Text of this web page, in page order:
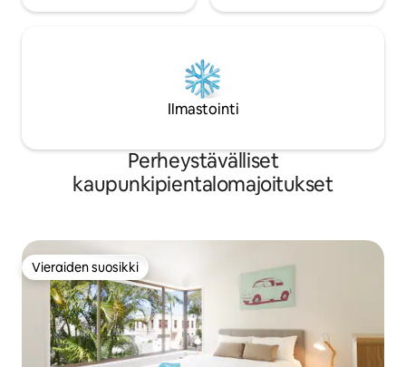
Ilmastointi
Perheystävälliset
kaupunkipientalomajoitukset
Vieraiden suosikki
Vieraiden suosikki